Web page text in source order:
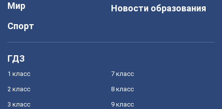
Мир
Спорт
Новости образования
ГДЗ
1 класс
2 класс
3 класс
7 класс
8 класс
9 класс